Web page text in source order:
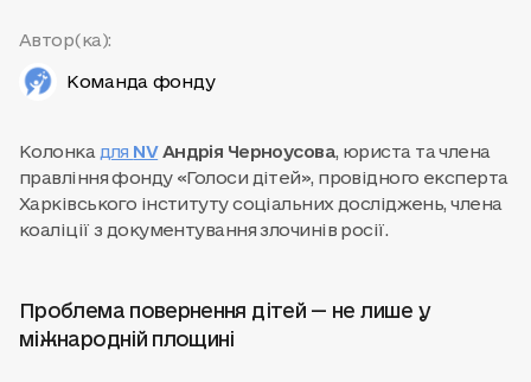
Автор(ка):
Команда фонду
Колонкадля NV Андрія Черноусова, юриста та члена
правління фонду «Голоси дітей», провідного експерта
Харківського інституту соціальних досліджень, члена
коаліції з документування злочинів росії.
Проблема повернення дітей — не лише у
міжнародній площині